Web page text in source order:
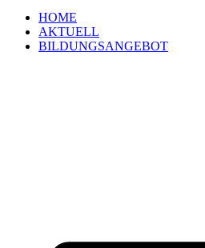
HOME
AKTUELL
BILDUNGSANGEBOT